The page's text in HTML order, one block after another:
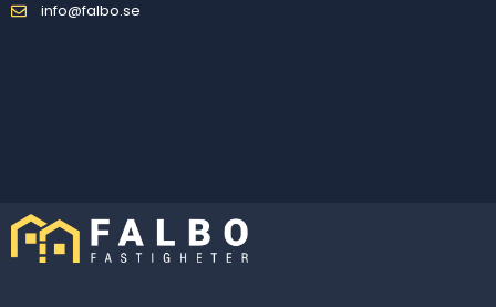
info@falbo.se